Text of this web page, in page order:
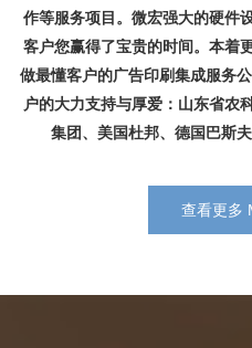
作等服务项目。微宏强大的硬件
客户您赢得了宝贵的时间。本着
做最懂客户的广告印刷集成服务
户的大力支持与厚爱：山东省农
集团、美国杜邦、德国巴斯
查看更多